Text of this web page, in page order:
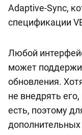
Adaptive-Sync,
спецификации
Любой
может
обновления.
не внедрять
есть, поэтому